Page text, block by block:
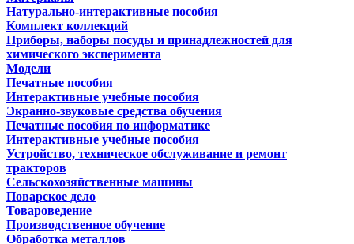
Натурально-интерактивные пособия
Комплект коллекций
Приборы, наборы посуды и принадлежностей для
химического эксперимента
Модели
Печатные пособия
Интерактивные учебные пособия
Экранно-звуковые средства обучения
Печатные пособия по информатике
Интерактивные учебные пособия
Устройство, техническое обслуживание и ремонт
тракторов
Сельскохозяйственные машины
Поварское дело
Товароведение
Производственное обучение
Обработка металлов